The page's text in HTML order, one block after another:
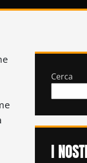
Cerca
I